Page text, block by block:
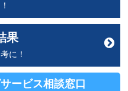
果
に！
ービス相談窓口